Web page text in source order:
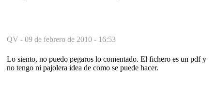
QV - 09 de febrero de 2010 - 16:53
Lo siento, no puedo pegaros lo comentado. El fichero es un pdf y
no tengo ni pajolera idea de como se puede hacer.